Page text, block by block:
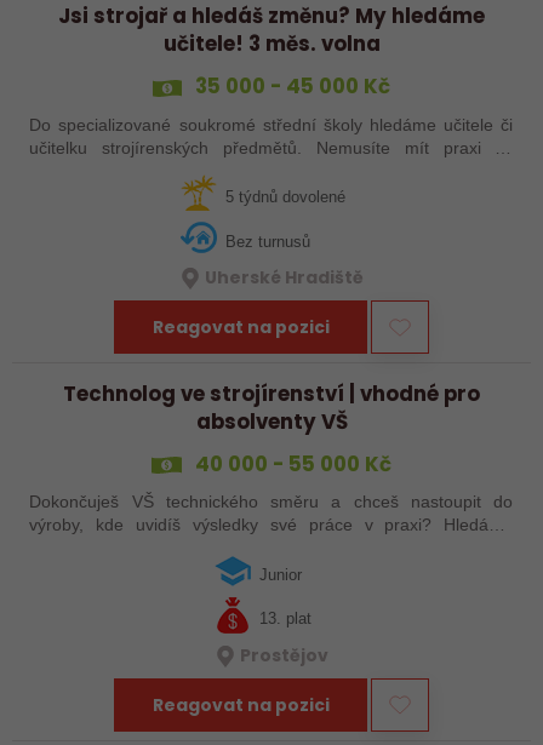
Jsi strojař a hledáš změnu? My hledáme
učitele! 3 měs. volna
35 000 - 45 000 Kč
Do specializované soukromé střední školy hledáme učitele či
učitelku strojírenských předmětů. Nemusíte mít praxi ze
ně. Máte za sebou…
5 týdnů dovolené
Bez turnusů
Uherské Hradiště
Reagovat na pozici
Technolog ve strojírenství | vhodné pro
absolventy VŠ
40 000 - 55 000 Kč
Dokončuješ VŠ technického směru a chceš nastoupit do
výroby, kde uvidíš výsledky své práce v praxi? Hledáme
Pozice se zaměřuje především na…
Junior
13. plat
Prostějov
Reagovat na pozici